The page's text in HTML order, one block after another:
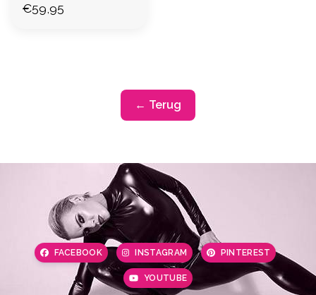
€59,95
← Terug
FACEBOOK INSTAGRAM PINTEREST
YOUTUBE